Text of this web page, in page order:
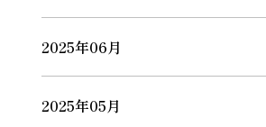
2025年06月
2025年05月